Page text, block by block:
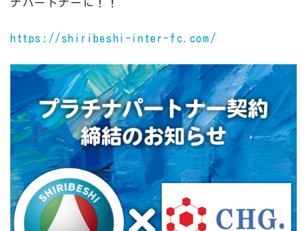
ナパートナーに！！
https://shiribeshi-inter-fc.com/